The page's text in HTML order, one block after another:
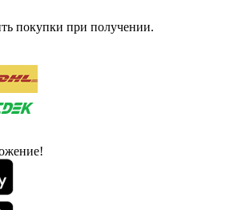
покупки при получении.